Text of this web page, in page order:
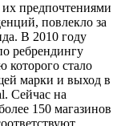
их предпочтениями
повлекло за
В 2010 году
ребрендингу
которого стало
марки и выход в
Сейчас на
150 магазинов